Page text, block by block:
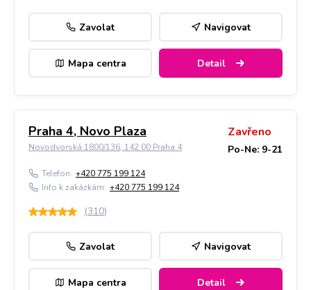
Zavolat Navigovat
Mapa centra Detail
Praha 4, Novo Plaza
Novodvorská 1800/136, 142 00 Praha 4
Zavřeno
Po-Ne: 9-21
Telefon: +420 775 199 124
Info k zakázkám: +420 775 199 124
(310)
Zavolat Navigovat
Mapa centra Detail